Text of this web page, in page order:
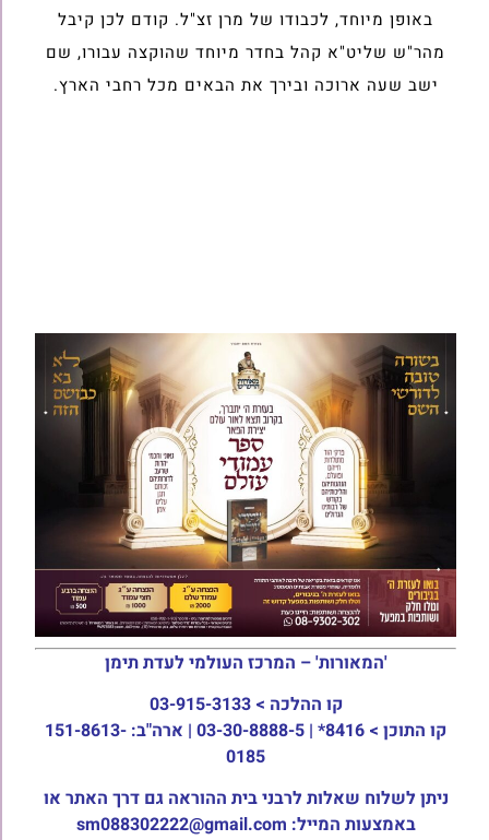
באופן מיוחד, לכבודו של מרן זצ"ל. קודם לכן קיבל
מהר"ש שליט"א קהל בחדר מיוחד שהוקצה עבורו, שם
ישב שעה ארוכה ובירך את הבאים מכל רחבי הארץ.
'המאורות' – המרכז העולמי לעדת תימן
קו ההלכה > 03-915-3133
קו התוכן >
8416* | 03-30-8888-5 | ארה"ב: 151-8613-
0185
ניתן לשלוח שאלות לרבני בית ההוראה גם דרך האתר או
באמצעות המייל: sm088302222@gmail.com